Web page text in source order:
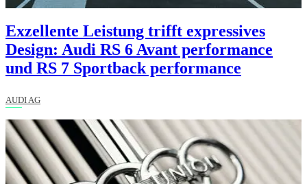
Exzellente Leistung trifft expressives
Design: Audi RS 6 Avant performance
und RS 7 Sportback performance
AUDI AG